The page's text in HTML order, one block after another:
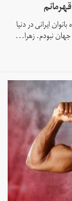
ایرانی در دنیا
نبودم. زهرا...